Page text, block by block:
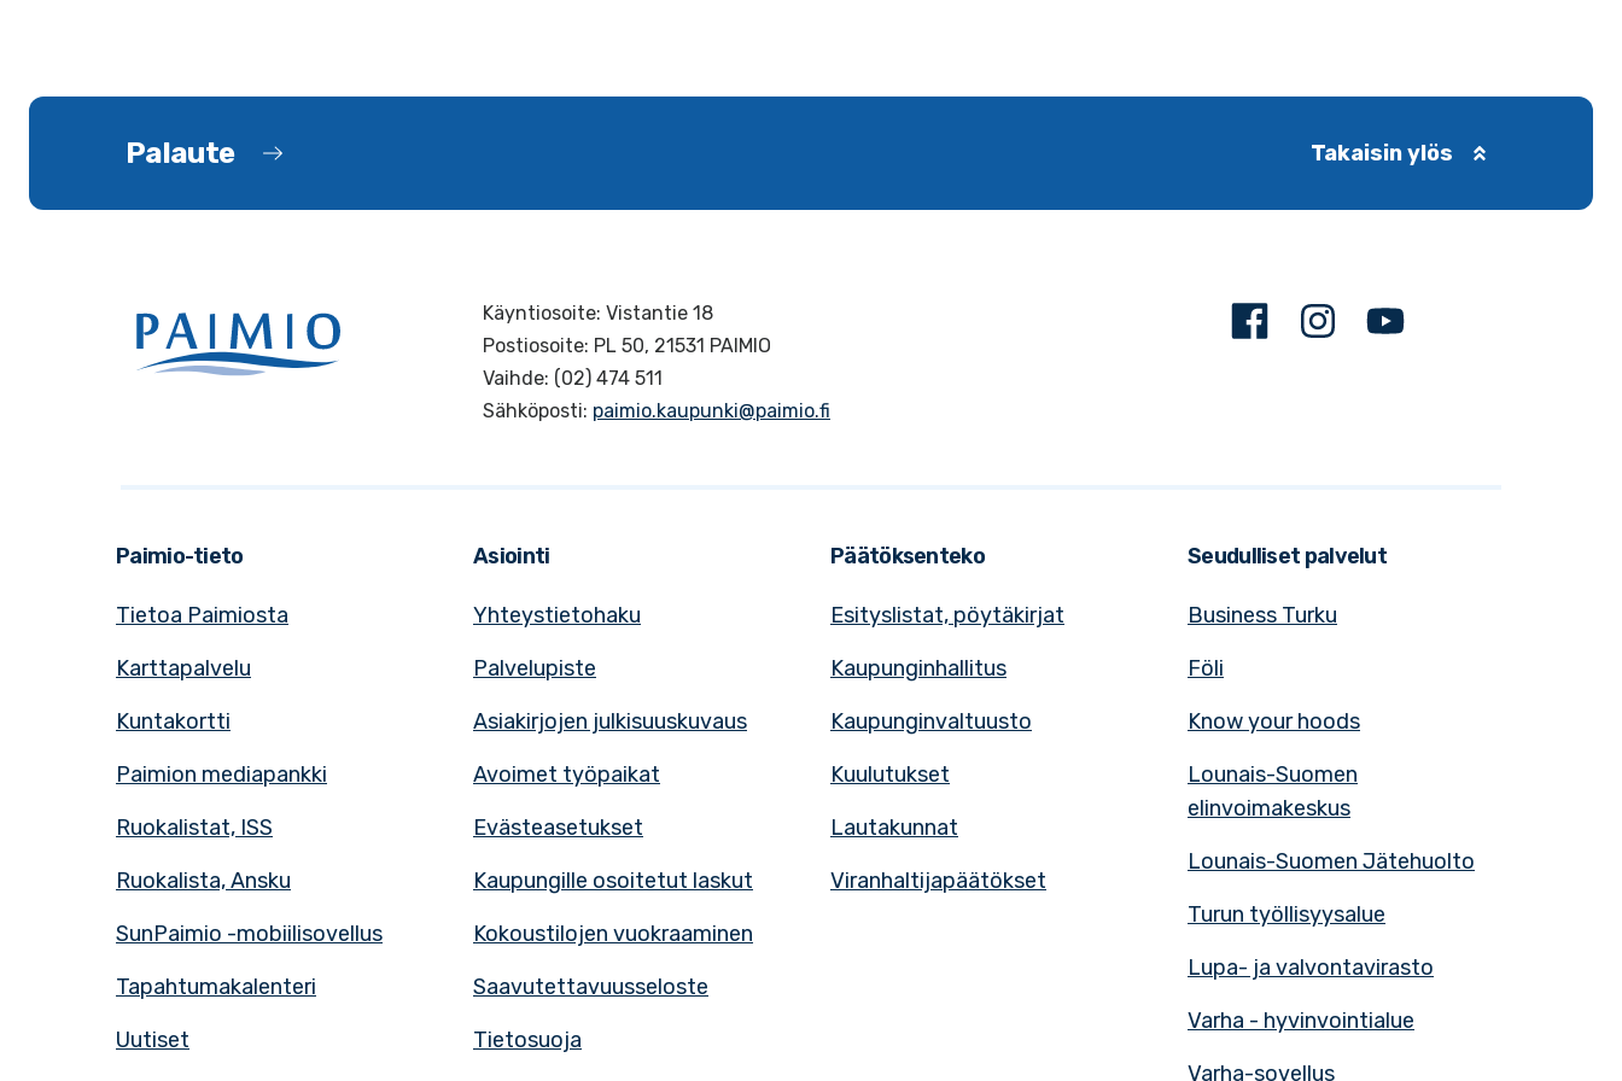
Palaute Takaisin ylös
Käyntiosoite: Vistantie 18
Postiosoite: PL 50, 21531 PAIMIO
Vaihde: (02) 474 511
Sähköposti: paimio.kaupunki@paimio.fi
FacebookInstagram
Paimio-tieto
Tietoa Paimiosta
Karttapalvelu
Kuntakortti
Paimion mediapankki
Ruokalistat, ISS
Ruokalista, Ansku
SunPaimio -mobiilisovellus
Tapahtumakalenteri
Uutiset
Asiointi
Yhteystietohaku
Palvelupiste
Asiakirjojen julkisuuskuvaus
Avoimet työpaikat
Evästeasetukset
Kaupungille osoitetut laskut
Kokoustilojen vuokraaminen
Saavutettavuusseloste
Tietosuoja
Päätöksenteko
Esityslistat, pöytäkirjat
Kaupunginhallitus
Kaupunginvaltuusto
Kuulutukset
Lautakunnat
Viranhaltijapäätökset
Seudulliset palvelut
Business Turku
Föli
Know your hoods
Lounais-Suomen
elinvoimakeskus
Lounais-Suomen Jätehuolto
Turun työllisyysalue
Lupa- ja valvontavirasto
Varha - hyvinvointialue
Varha-sovellus